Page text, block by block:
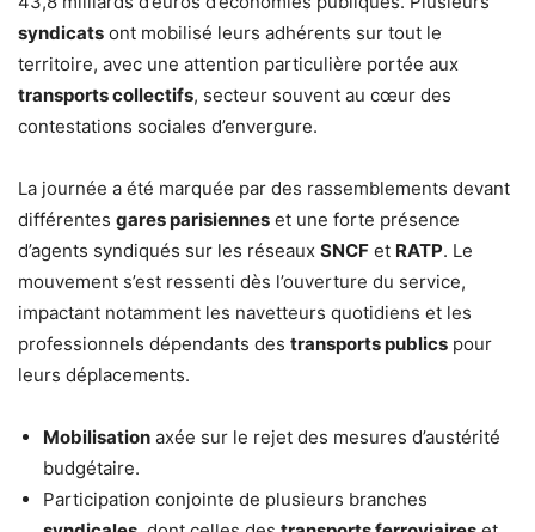
syndicats ont mobilisé leurs adhérents sur tout le
territoire, avec une attention particulière portée aux
transports collectifs, secteur souvent au cœur des
contestations sociales d’envergure.
La journée a été marquée par des rassemblements devant
différentes gares parisiennes et une forte présence
d’agents syndiqués sur les réseaux SNCF et RATP. Le
mouvement s’est ressenti dès l’ouverture du service,
impactant notamment les navetteurs quotidiens et les
professionnels dépendants des transports publics pour
leurs déplacements.
Mobilisation axée sur le rejet des mesures d’austérité
budgétaire.
Participation conjointe de plusieurs branches